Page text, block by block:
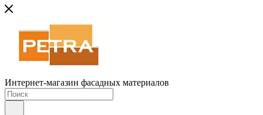
Интернет-магазин фасадных материалов